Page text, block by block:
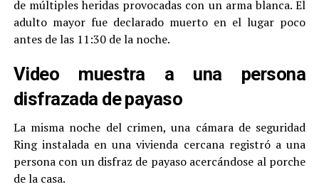
de múltiples heridas provocadas con un arma blanca. El
adulto mayor fue declarado muerto en el lugar poco
antes de las 11:30 de la noche.
Video muestra a una persona
disfrazada de payaso
La misma noche del crimen, una cámara de seguridad
Ring instalada en una vivienda cercana registró a una
persona con un disfraz de payaso acercándose al porche
de la casa.